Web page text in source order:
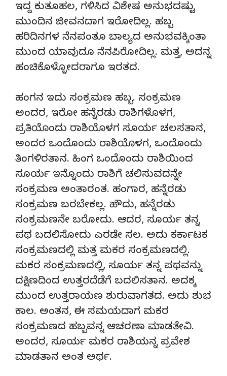
ಇದ್ದ ಕುತೂಹಲ, ಗಳಿಸಿದ ವಿಶೇಷ ಅನುಭದಷ್ಟು
ಮುಂದಿನ ಜೀವನದಾಗ ಇರೋದಿಲ್ಲ. ಹಬ್ಬ
ಹರಿದಿನಗಳ ನೆನಪಂತೂ ಬಾಲ್ಯದ ಅನುಭವಕ್ಕಿಂತಾ
ಮುಂದ ಯಾವುದೂ ನೆನಪಿರೋದಿಲ್ಲ. ಮತ್ತ, ಅದನ್ನ
ಹಂಚಿಕೊಳ್ಳೋದರಾಗೂ ಇರತದ.
ಹಂಗನ ಇದು ಸಂಕ್ರಮಣ ಹಬ್ಬ. ಸಂಕ್ರಮಣ
ಅಂದರ, ಇರೋ ಹನ್ನೆರಡು ರಾಶಿಗಳೊಳಗ,
ಪ್ರತಿಯೊಂದು ರಾಶಿಯೊಳಗ ಸೂರ್ಯ ಚಲಸತಾನ,
ಅಂದರ ಒಂದೊಂದು ರಾಶಿಯೊಳಗ, ಒಂದೊಂದು
ತಿಂಗಳಿರತಾನ. ಹಿಂಗ ಒಂದೊಂದು ರಾಶಿಯಿಂದ
ಸೂರ್ಯ ಇನ್ನೊಂದು ರಾಶಿಗೆ ಚಲಿಸುವದನ್ನೇ
ಸಂಕ್ರಮಣ ಅಂತಾರಂತ. ಹಂಗಾರ, ಹನ್ನೆರಡು
ಸಂಕ್ರಮಣ ಬರಬೇಕಲ್ಲ. ಹೌದು, ಹನ್ನೆರಡು
ಸಂಕ್ರಮಣನೇ ಬರೋದು. ಆದರ, ಸೂರ್ಯ ತನ್ನ
ಪಥ ಬದಲಿಸೋದು ಎರಡೇ ಸಲ. ಅದು ಕರ್ಕಾಟಕ
ಸಂಕ್ರಮಣದಲ್ಲಿ ಮತ್ತ ಮಕರ ಸಂಕ್ರಮಣದಲ್ಲಿ.
ಮಕರ ಸಂಕ್ರಮಣದಲ್ಲಿ, ಸೂರ್ಯ ತನ್ನ ಪಥವನ್ನು
ದಕ್ಷಿಣದಿಂದ ಉತ್ತರದೆಡೆಗೆ ಬದಲಿಸತಾನ. ಅದಕ್ಕ
ಮುಂದ ಉತ್ತರಾಯಣ ಶುರುವಾಗತದ. ಅದು ಶುಭ
ಕಾಲ. ಅಂತನ, ಈ ಸಮಯದಾಗ ಮಕರ
ಸಂಕ್ರಮಣದ ಹಬ್ಬವನ್ನ ಆಚರಣಾ ಮಾಡತೇವಿ.
ಅಂದರ, ಸೂರ್ಯ ಮಕರ ರಾಶಿಯನ್ನ ಪ್ರವೇಶ
ಮಾಡತಾನ ಅಂತ ಅರ್ಥ.